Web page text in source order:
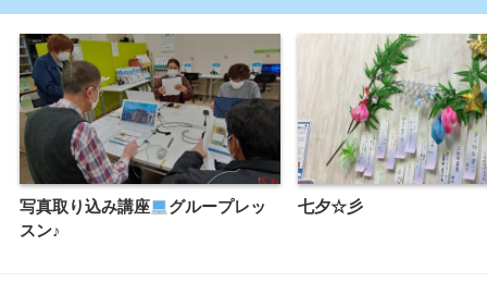
写真取り込み講座
グループレッ
スン♪
七夕☆彡